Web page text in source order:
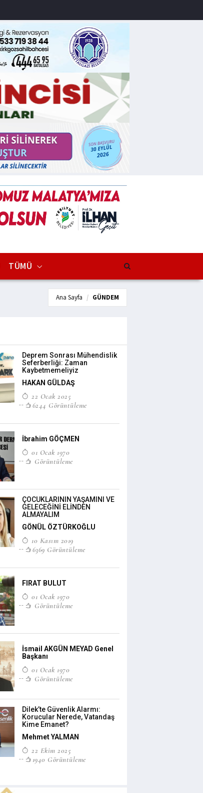
TÜMÜ
Ana Sayfa GÜNDEM
Deprem Sonrası Mühendislik
Seferberliği: Zaman
Kaybetmemeliyiz
HAKAN GÜLDAŞ
22 Ocak 2025
6244 Görüntüleme
İbrahim GÖÇMEN
01 Ocak 1970
Görüntüleme
ÇOCUKLARININ YAŞAMINI VE
GELECEĞİNİ ELİNDEN
ALMAYALIM
GÖNÜL ÖZTÜRKOĞLU
10 Kasım 2019
6369 Görüntüleme
FIRAT BULUT
01 Ocak 1970
Görüntüleme
İsmail AKGÜN MEYAD Genel
Başkanı
01 Ocak 1970
Görüntüleme
Dilek’te Güvenlik Alarmı:
Korucular Nerede, Vatandaş
Kime Emanet?
Mehmet YALMAN
22 Ekim 2025
1940 Görüntüleme